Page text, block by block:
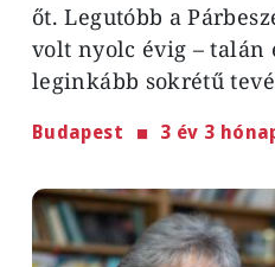
őt. Legutóbb a
volt nyolc évig – talán
leginkább sokrétű
Budapest 3 év 3
Image